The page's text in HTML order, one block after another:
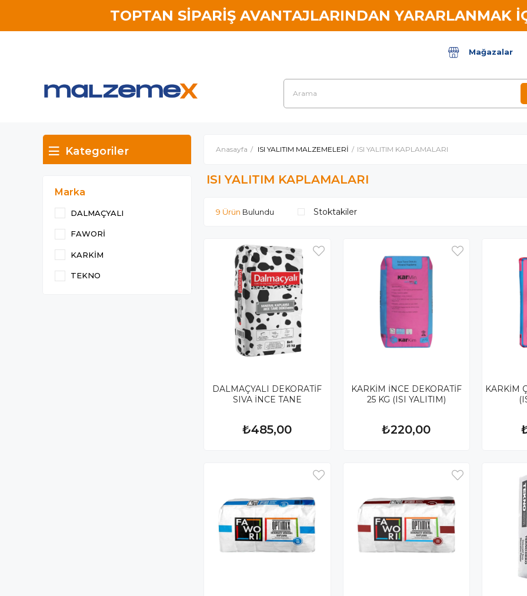
TOPTAN SİPARİŞ AVANTAJLARINDAN YARARLANMAK
Mağazalar
Kategoriler
Marka
DALMAÇYALI
FAWORİ
KARKİM
TEKNO
Anasayfa ISI YALITIM MALZEMELERİ ISI YALITIM KAPLAMALARI
ISI YALITIM KAPLAMALARI
Stoktakiler
9 Ürün
DALMAÇYALI DEKORATİF
SIVA İNCE TANE
₺485,00
KARKİM İNCE DEKORATİF
25 KG (ISI YALITIM)
₺220,00
KARKİM